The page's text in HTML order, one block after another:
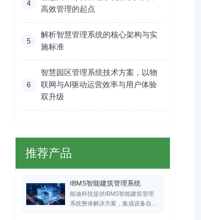
4
高效管理的起点
5
解析智慧管理系统的核心架构与实
施标准
6
智慧园区管理系统技术方案，以物
联网与AI驱动运营效率与用户体验
双升级
推荐产品
IBMS智能建筑管理系统
能迪科技提供IBMS智能建筑管理
系统整体解决方案，集成设备自动